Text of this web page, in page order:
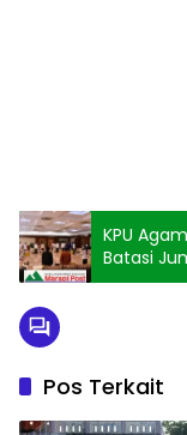
KPU
Batasi
Pos Terkait